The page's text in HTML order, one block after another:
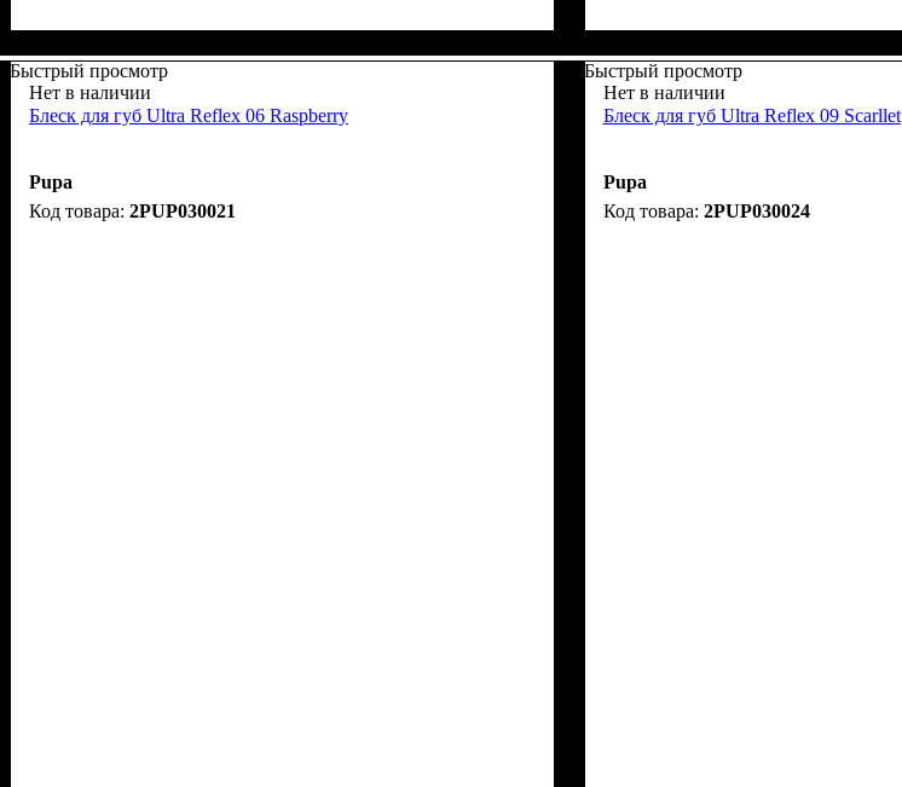
Быстрый просмотр
Нет в наличии
Блеск для губ Ultra Reflex 06 Raspberry
Pupa
2PUP030021
Быстрый просмотр
Нет в наличии
Блеск для губ Ultra Reflex 09 Scarllet
Pupa
2PUP030024